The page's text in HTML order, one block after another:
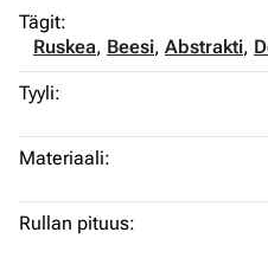
Tägit:
Ruskea, Beesi, Abstrakti,
Tyyli:
Materiaali:
Rullan pituus: